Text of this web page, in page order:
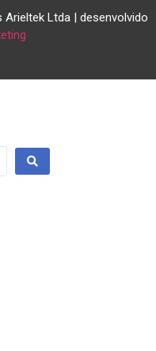
Ltda | desenvolvido